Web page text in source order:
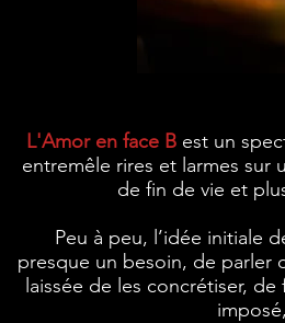
L'Amor en face Best un
entremêle rires et larmes sur
de fin de vie et
Peu à peu, l’idée initiale
presque un besoin, de parler
laissée de les concrétiser,